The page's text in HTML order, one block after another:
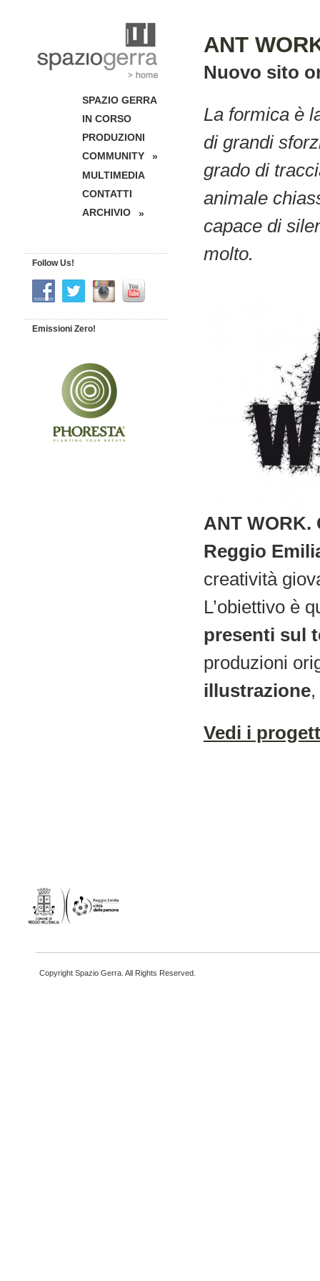
ANT
Nuovo sito
La formica è
di grandi
grado di
animale
capace di
molto.
ANT
Reggio
creatività
L’obiettivo è
presenti sul
produzioni
illustrazione,
Vedi i
SPAZIO GERRA
IN CORSO
PRODUZIONI
COMMUNITY
»
MULTIMEDIA
CONTATTI
ARCHIVIO
»
Follow Us!
Emissioni Zero!
Copyright Spazio Gerra. All Rights Reserved.